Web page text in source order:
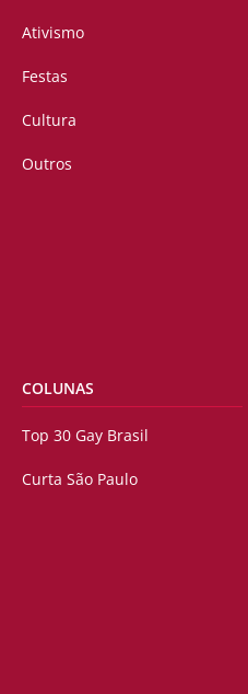
Ativismo
Festas
Cultura
Outros
COLUNAS
Top 30 Gay Brasil
Curta São Paulo